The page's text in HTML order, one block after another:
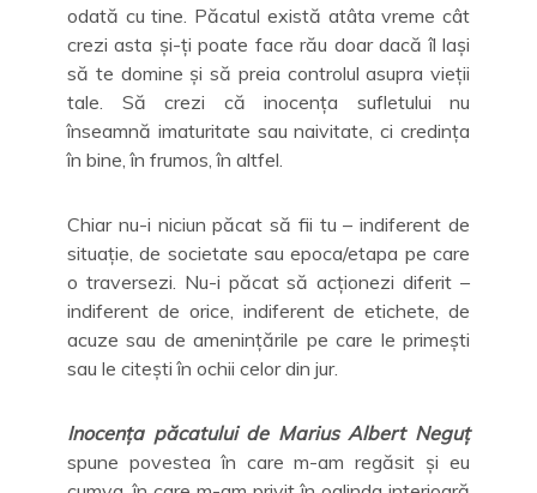
odată cu tine. Păcatul există atâta vreme cât
crezi asta și-ți poate face rău doar dacă îl lași
să te domine și să preia controlul asupra vieții
tale. Să crezi că inocența sufletului nu
înseamnă imaturitate sau naivitate, ci credința
în bine, în frumos, în altfel.
Chiar nu-i niciun păcat să fii tu – indiferent de
situație, de societate sau epoca/etapa pe care
o traversezi. Nu-i păcat să acționezi diferit –
indiferent de orice, indiferent de etichete, de
acuze sau de amenințările pe care le primești
sau le citești în ochii celor din jur.
Inocența păcatului de Marius Albert Neguț
spune povestea în care m-am regăsit și eu